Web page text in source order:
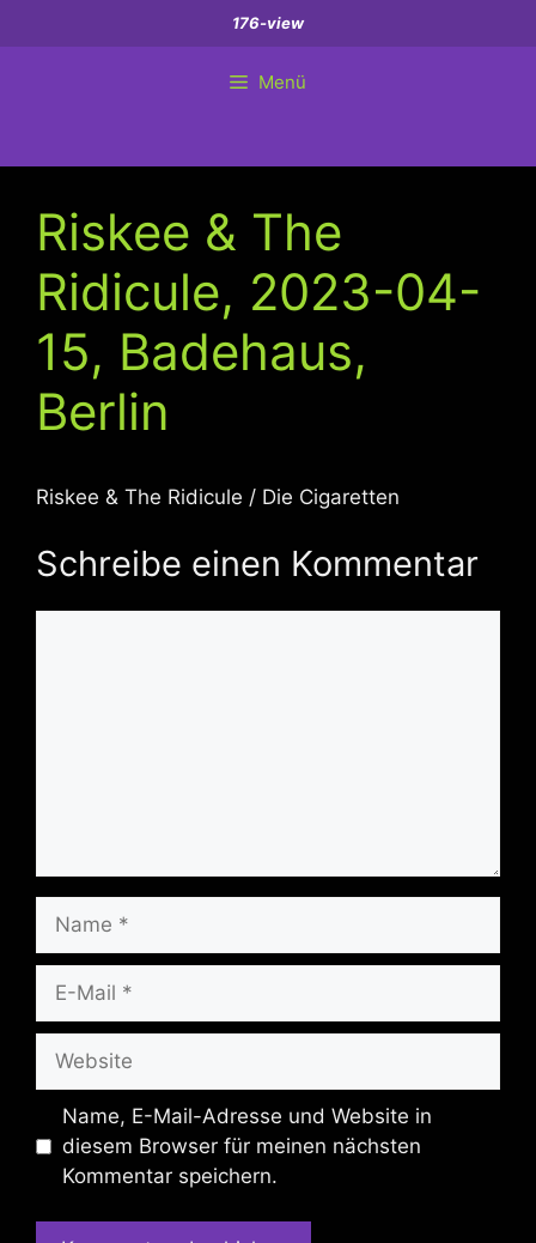
Inhalt
176-view
Menü
Riskee & The
Ridicule, 2023-04-
15, Badehaus,
Berlin
Riskee & The Ridicule / Die Cigaretten
Schreibe einen Kommentar
Mail
Name, E-Mail-Adresse und Website in
diesem Browser für meinen nächsten
Kommentar speichern.